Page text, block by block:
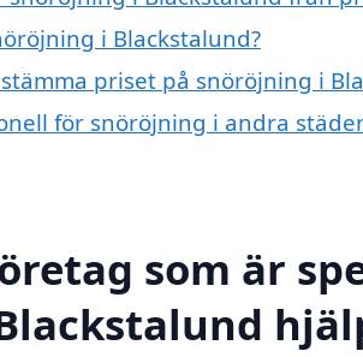
i Blackstalund?
priset på snöröjning i
för snöröjning i andra
som är